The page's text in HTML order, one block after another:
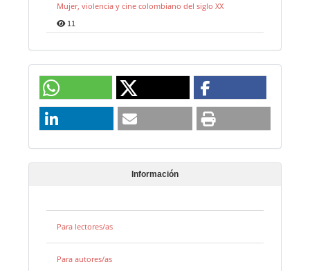
Mujer, violencia y cine colombiano del siglo XX
11
Información
Para lectores/as
Para autores/as